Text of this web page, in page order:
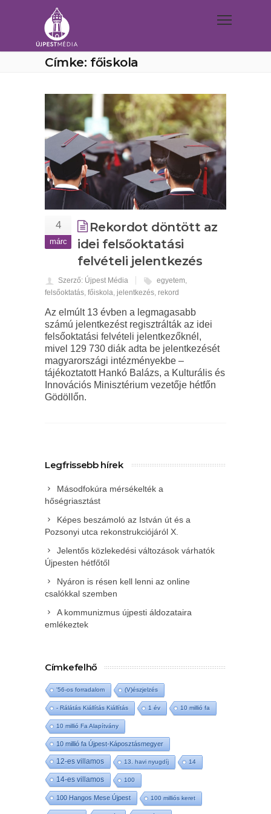
Címke: főiskola
4
márc
Rekordot döntött az
idei felsőoktatási
felvételi jelentkezés
Szerző: Újpest Média egyetem,
felsőoktatás, főiskola, jelentkezés, rekord
Az elmúlt 13 évben a legmagasabb
számú jelentkezést regisztrálták az idei
felsőoktatási felvételi jelentkezőknél,
mivel 129 730 diák adta be jelentkezését
magyarországi intézményekbe –
tájékoztatott Hankó Balázs, a Kulturális és
Innovációs Minisztérium vezetője hétfőn
Gödöllőn.
Legfrissebb hírek
Másodfokúra mérsékelték a
hőségriasztást
Képes beszámoló az István út és a
Pozsonyi utca rekonstrukciójáról X.
Jelentős közlekedési változások várhatók
Újpesten hétfőtől
Nyáron is résen kell lenni az online
csalókkal szemben
A kommunizmus újpesti áldozataira
emlékeztek
Címkefelhő
'56-os forradalom (V)észjelzés
- Rálátás Kiállítás Kiállítás 1 év 10 millió fa
10 millió Fa Alapítvány
10 millió fa Újpest-Káposztásmegyer
12-es villamos 13. havi nyugdíj 14
14-es villamos 100
100 Hangos Mese Újpest 100 milliós keret